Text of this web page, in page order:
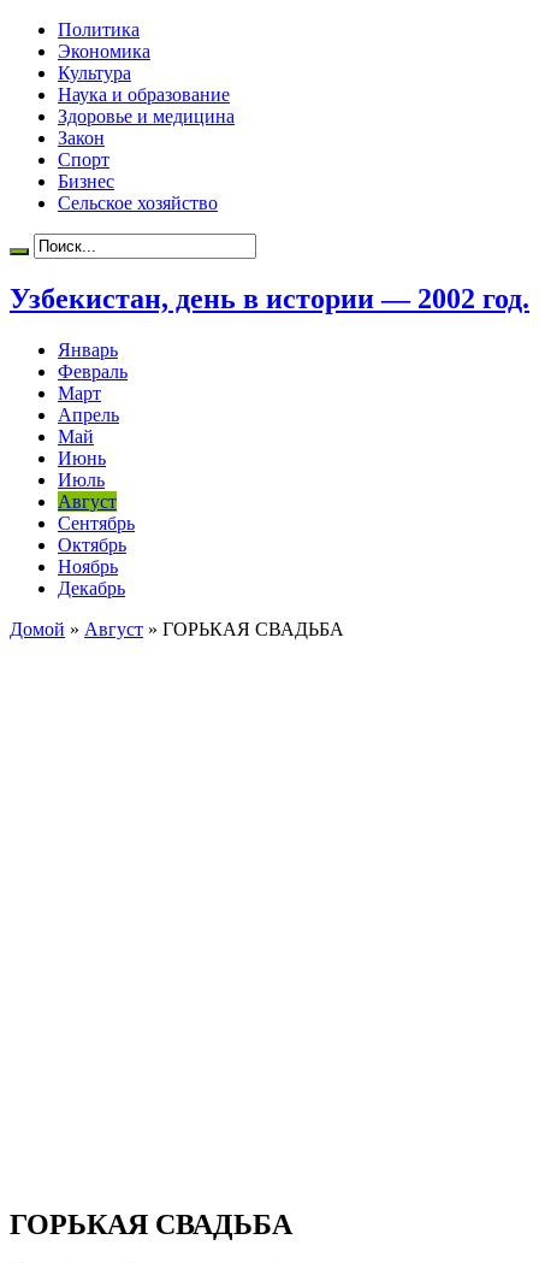
Политика
Экономика
Культура
Наука и образование
Здоровье и медицина
Закон
Спорт
Бизнес
Сельское хозяйство
Узбекистан, день в истории — 2002 год.
Январь
Февраль
Март
Апрель
Май
Июнь
Июль
Август
Сентябрь
Октябрь
Ноябрь
Декабрь
Домой » Август » ГОРЬКАЯ СВАДЬБА
ГОРЬКАЯ СВАДЬБА